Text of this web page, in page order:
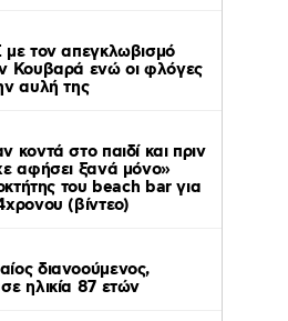
με τον απεγκλωβισμό
Κουβαρά ενώ οι φλόγες
αυλή της
κοντά στο παιδί και πριν
αφήσει ξανά μόνο»
του beach bar για
(βίντεο)
διανοούμενος,
ηλικία 87 ετών